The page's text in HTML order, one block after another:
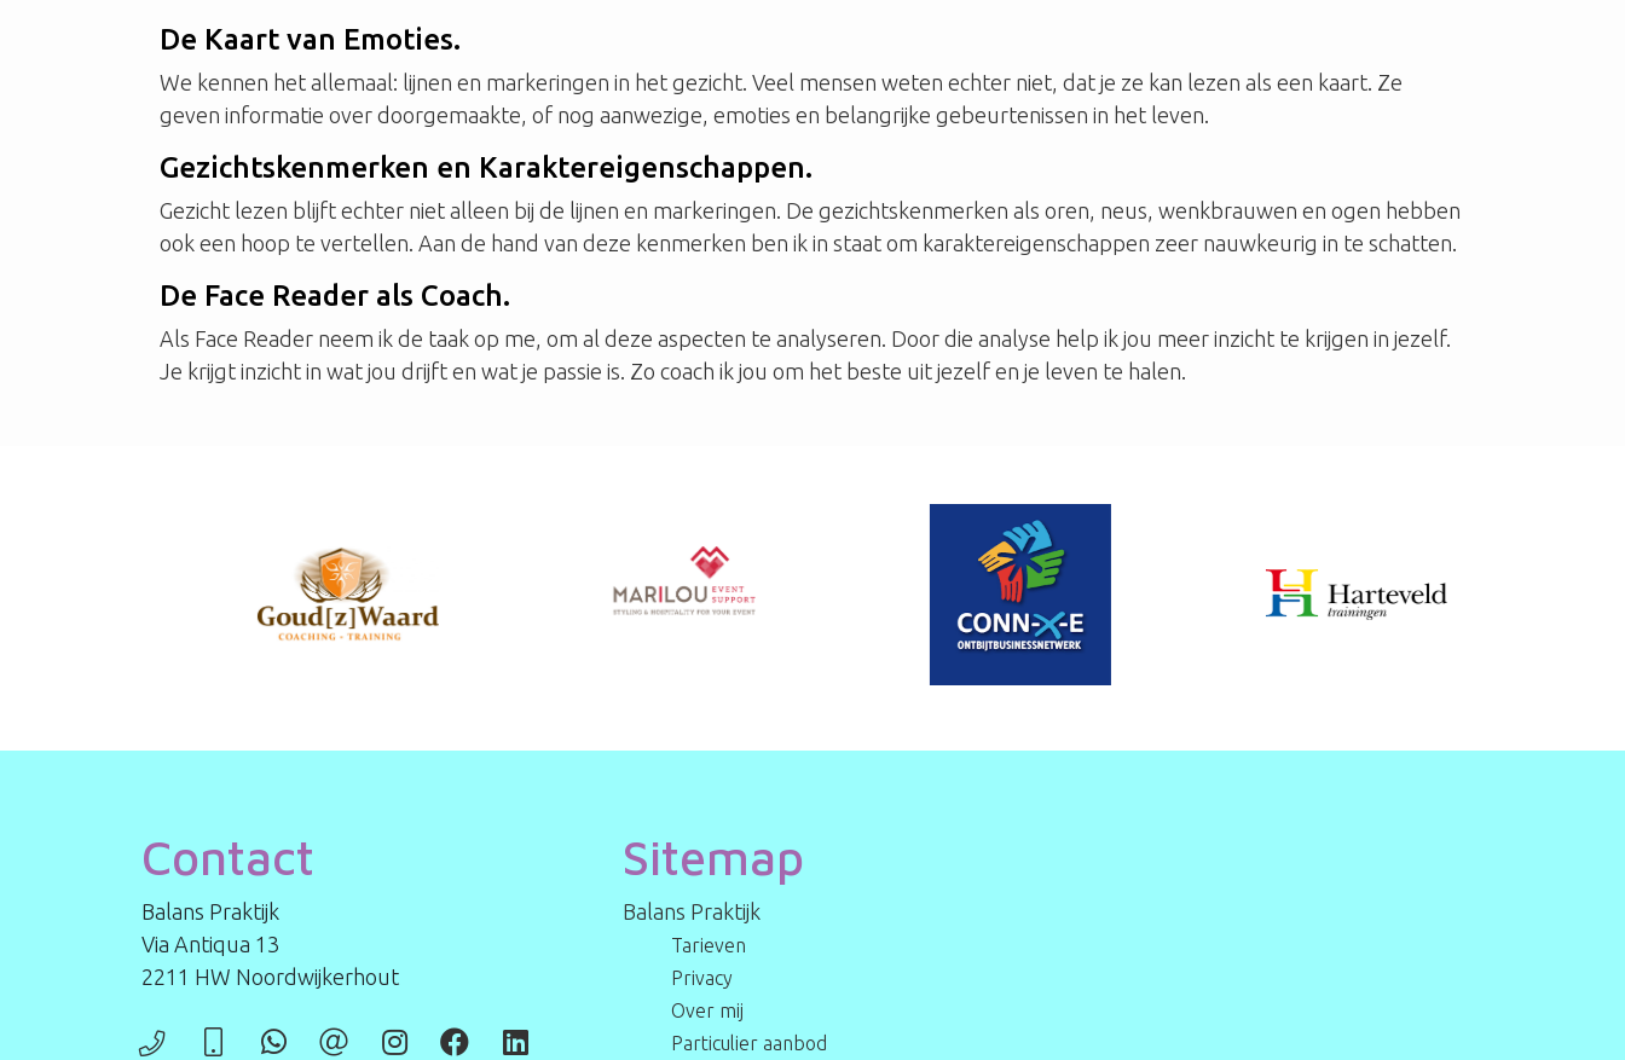
De Kaart van Emoties.
We kennen het allemaal: lijnen en markeringen in het gezicht. Veel mensen weten echter niet, dat je ze kan lezen als een kaart. Ze
geven informatie over doorgemaakte, of nog aanwezige, emoties en belangrijke gebeurtenissen in het leven.
Gezichtskenmerken en Karaktereigenschappen.
Gezicht lezen blijft echter niet alleen bij de lijnen en markeringen. De gezichtskenmerken als oren, neus, wenkbrauwen en ogen hebben
ook een hoop te vertellen. Aan de hand van deze kenmerken ben ik in staat om karaktereigenschappen zeer nauwkeurig in te schatten.
De Face Reader als Coach.
Als Face Reader neem ik de taak op me, om al deze aspecten te analyseren. Door die analyse help ik jou meer inzicht te krijgen in jezelf.
Je krijgt inzicht in wat jou drijft en wat je passie is. Zo coach ik jou om het beste uit jezelf en je leven te halen.
Contact
Balans Praktijk
Via Antiqua 13
2211 HW Noordwijkerhout
Sitemap
Balans Praktijk
Tarieven
Privacy
Over mij
Particulier aanbod